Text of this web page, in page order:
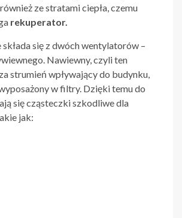
ze stratami ciepła, czemu
rekuperator.
składa się z dwóch wentylatorów –
Nawiewny, czyli ten
strumień wpływający do budynku,
w filtry. Dzięki temu do
się cząsteczki szkodliwe dla
jak: